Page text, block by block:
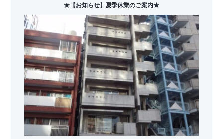
★【お知らせ】夏季休業のご案内★